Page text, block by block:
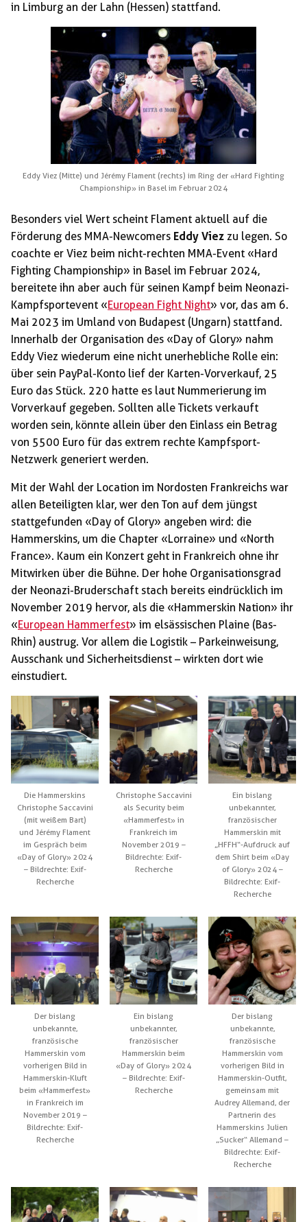
in Limburg an der Lahn (Hessen) stattfand.
Eddy Viez (Mitte) und Jérémy Flament (rechts) im Ring der «Hard Fighting
Championship» in Basel im Februar 2024
Besonders viel Wert scheint Flament aktuell auf die
Förderung des MMA-Newcomers Eddy Viez zu legen. So
coachte er Viez beim nicht-rechten MMA-Event «Hard
Fighting Championship» in Basel im Februar 2024,
bereitete ihn aber auch für seinen Kampf beim Neonazi-
Kampfsportevent «European Fight Night» vor, das am 6.
Mai 2023 im Umland von Budapest (Ungarn) stattfand.
Innerhalb der Organisation des «Day of Glory» nahm
Eddy Viez wiederum eine nicht unerhebliche Rolle ein:
über sein PayPal-Konto lief der Karten-Vorverkauf, 25
Euro das Stück. 220 hatte es laut Nummerierung im
Vorverkauf gegeben. Sollten alle Tickets verkauft
worden sein, könnte allein über den Einlass ein Betrag
von 5500 Euro für das extrem rechte Kampfsport-
Netzwerk generiert werden.
Mit der Wahl der Location im Nordosten Frankreichs war
allen Beteiligten klar, wer den Ton auf dem jüngst
stattgefunden «Day of Glory» angeben wird: die
Hammerskins, um die Chapter «Lorraine» und «North
France». Kaum ein Konzert geht in Frankreich ohne ihr
Mitwirken über die Bühne. Der hohe Organisationsgrad
der Neonazi-Bruderschaft stach bereits eindrücklich im
November 2019 hervor, als die «Hammerskin Nation» ihr
«European Hammerfest» im elsässischen Plaine (Bas-
Rhin) austrug. Vor allem die Logistik – Parkeinweisung,
Ausschank und Sicherheitsdienst – wirkten dort wie
einstudiert.
Die Hammerskins
Christophe Saccavini
(mit weißem Bart)
und Jérémy Flament
im Gespräch beim
«Day of Glory» 2024
– Bildrechte: Exif-
Recherche
Christophe Saccavini
als Security beim
«Hammerfest» in
Frankreich im
November 2019 –
Bildrechte: Exif-
Recherche
Ein bislang
unbekannter,
französischer
Hammerskin mit
„HFFH“-Aufdruck auf
dem Shirt beim «Day
of Glory» 2024 –
Bildrechte: Exif-
Recherche
Der bislang
unbekannte,
französische
Hammerskin vom
vorherigen Bild in
Hammerskin-Kluft
beim «Hammerfest»
in Frankreich im
November 2019 –
Bildrechte: Exif-
Recherche
Ein bislang
unbekannter,
französischer
Hammerskin beim
«Day of Glory» 2024
– Bildrechte: Exif-
Recherche
Der bislang
unbekannte,
französische
Hammerskin vom
vorherigen Bild in
Hammerskin-Outfit,
gemeinsam mit
Audrey Allemand, der
Partnerin des
Hammerskins Julien
„Sucker“ Allemand –
Bildrechte: Exif-
Recherche